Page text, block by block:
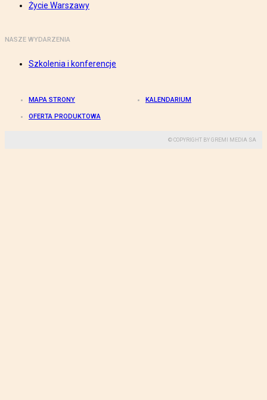
Życie Warszawy
NASZE WYDARZENIA
Szkolenia i konferencje
MAPA STRONY KALENDARIUM
OFERTA PRODUKTOWA
© COPYRIGHT BY GREMI MEDIA SA